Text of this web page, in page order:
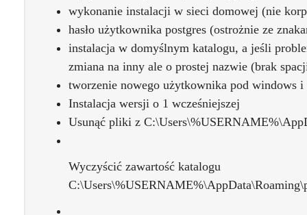
wykonanie instalacji w sieci domowej (nie
hasło użytkownika postgres (ostrożnie ze
instalacja w domyślnym katalogu, a jeśli
zmiana na inny ale o prostej nazwie (brak
tworzenie nowego użytkownika pod windows
Instalacja wersji o 1 wcześniejszej
Usunąć pliki z
Wyczyścić zawartość katalogu